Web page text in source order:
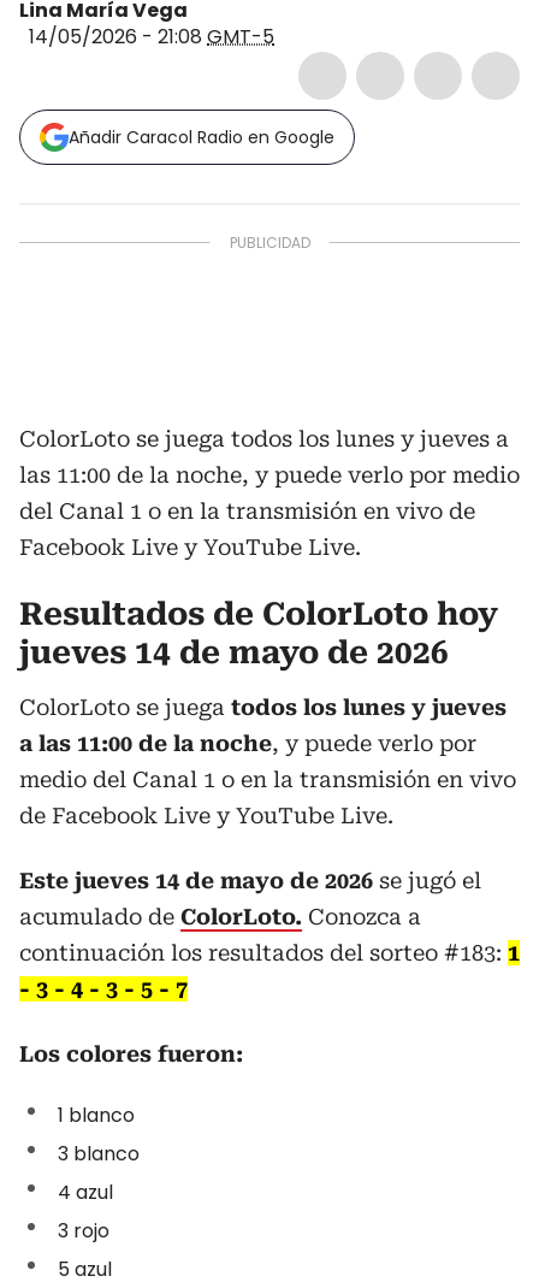
Lina María Vega
14/05/2026 - 21:08 GMT-5
Añadir Caracol Radio en Google
ColorLoto se juega todos los lunes y jueves a
las 11:00 de la noche, y puede verlo por medio
del Canal 1 o en la transmisión en vivo de
Facebook Live y YouTube Live.
Resultados de ColorLoto hoy
jueves 14 de mayo de 2026
ColorLoto se juega todos los lunes y jueves
a las 11:00 de la noche, y puede verlo por
medio del Canal 1 o en la transmisión en vivo
de Facebook Live y YouTube Live.
Este jueves 14 de mayo de 2026 se jugó el
acumulado de ColorLoto. Conozca a
continuación los resultados del sorteo #183: 1
- 3 - 4 - 3 - 5 - 7
Los colores fueron:
1 blanco
3 blanco
4 azul
3 rojo
5 azul